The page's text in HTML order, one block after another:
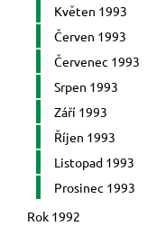
Květen 1993
Červen 1993
Červenec 1993
Srpen 1993
Září 1993
Říjen 1993
Listopad 1993
Prosinec 1993
Rok 1992